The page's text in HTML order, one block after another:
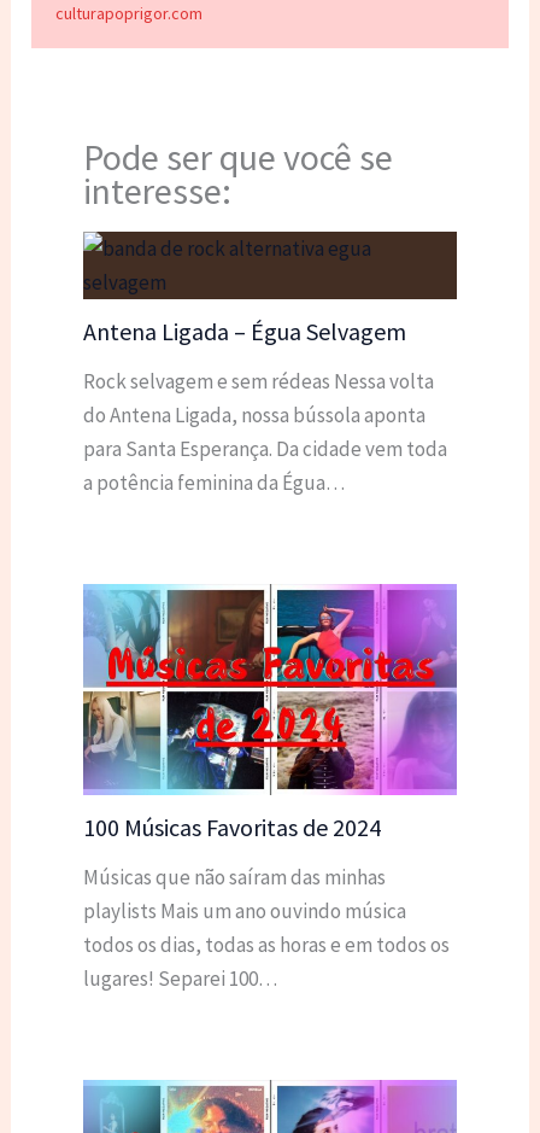
culturapoprigor.com
Pode ser que você se
interesse:
Antena Ligada – Égua Selvagem
Rock selvagem e sem rédeas Nessa volta
do Antena Ligada, nossa bússola aponta
para Santa Esperança. Da cidade vem toda
a potência feminina da Égua…
100 Músicas Favoritas de 2024
Músicas que não saíram das minhas
playlists Mais um ano ouvindo música
todos os dias, todas as horas e em todos os
lugares! Separei 100…